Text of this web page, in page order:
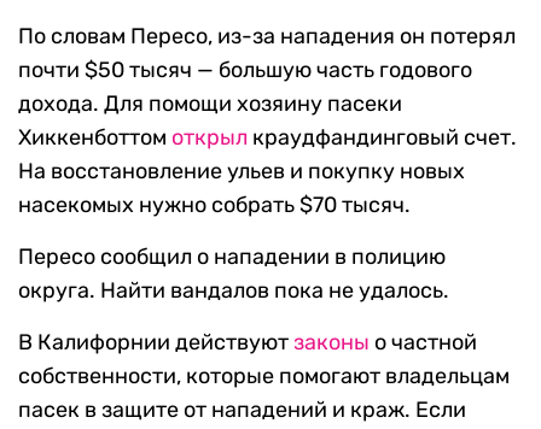
По словам Пересо, из-за нападения он потерял
почти $50 тысяч — большую часть годового
дохода. Для помощи хозяину пасеки
Хиккенботтом открыл краудфандинговый счет.
На восстановление ульев и покупку новых
насекомых нужно собрать $70 тысяч.
Пересо сообщил о нападении в полицию
округа. Найти вандалов пока не удалось.
В Калифорнии действуютзаконы о частной
собственности, которые помогают владельцам
пасек в защите от нападений и краж. Если